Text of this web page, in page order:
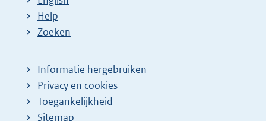
Help
Zoeken
Informatie hergebruiken
Privacy en cookies
Toegankelijkheid
Sitemap